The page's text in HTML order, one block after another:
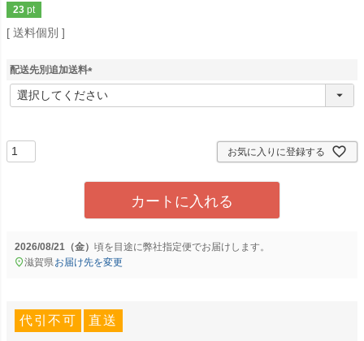
23 pt
送料個別
配送先別追加送料
(
必
お気に入りに登録する
カートに入れる
2026/08/21（金） に弊社指定便でお届けします。
滋賀県 お届け先を変更
代引不可 直送